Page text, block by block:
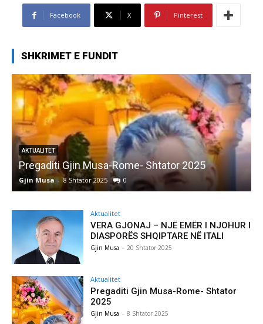
Facebook X Pinterest
SHKRIMET E FUNDIT
AKTUALITET
Pregaditi Gjin Musa-Rome- Shtator 2025
Gjin Musa - 8 Shtator 2025 0
Aktualitet
VERA GJONAJ – NJË EMËR I NJOHUR I
DIASPORËS SHQIPTARE NË ITALI
Gjin Musa - 20 Shtator 2025
Aktualitet
Pregaditi Gjin Musa-Rome- Shtator
2025
Gjin Musa - 8 Shtator 2025